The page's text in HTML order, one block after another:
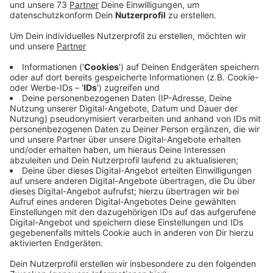
Anzeige
Frist für Anträge endet am 31.10.2024
Anzeige
Die Volksbank Westmünsterland unterstützt wieder
Schulprojekte, die den Teilnehmern neue Lern- und
Lebenserfahrungen ermöglichen und ihre individuellen
Stärken fördern. Die Förderung läuft unter dem
Stichwort Bildungsinitiative. Schulen aus dem Kreis
Borken können sich bis zum 31. Oktober 2025 für einen
Zuschuss bewerben. Insgesamt stehen für dieses
Jahr 50.000 Euro bereit, heißt es von der Volksbank
Westmmnsterland.
Hier geht es zum Antrag und zu weiteren